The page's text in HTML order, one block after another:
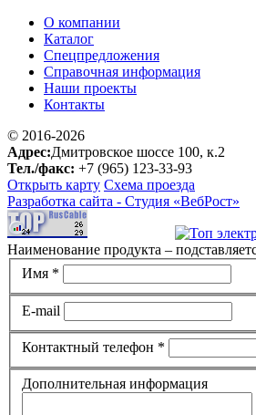
О компании
Каталог
Спецпредложения
Справочная информация
Наши проекты
Контакты
© 2016-2026
Адрес:Дмитровское шоссе 100, к.2
Тел./факс: +7 (965) 123-33-93
Открыть карту Схема проезда
Разработка сайта - Студия «ВебРост»
Наименование продукта –
Имя *
E-mail
Контактный телефон *
Дополнительная информация